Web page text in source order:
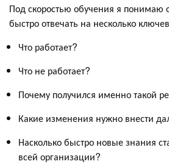
Под скоростью обучения я понимаю
быстро отвечать на несколько
Что работает?
Что не работает?
Почему получился именно такой
Какие изменения нужно внести
Насколько быстро новые знания
всей организации?